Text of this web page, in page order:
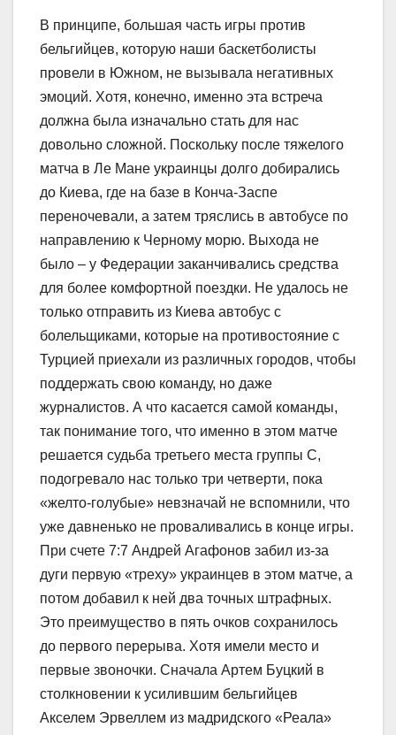
В принципе, большая часть игры против
бельгийцев, которую наши баскетболисты
провели в Южном, не вызывала негативных
эмоций. Хотя, конечно, именно эта встреча
должна была изначально стать для нас
довольно сложной. Поскольку после тяжелого
матча в Ле Мане украинцы долго добирались
до Киева, где на базе в Конча-Заспе
переночевали, а затем тряслись в автобусе по
направлению к Черному морю. Выхода не
было – у Федерации заканчивались средства
для более комфортной поездки. Не удалось не
только отправить из Киева автобус с
болельщиками, которые на противостояние с
Турцией приехали из различных городов, чтобы
поддержать свою команду, но даже
журналистов. А что касается самой команды,
так понимание того, что именно в этом матче
решается судьба третьего места группы С,
подогревало нас только три четверти, пока
«желто-голубые» невзначай не вспомнили, что
уже давненько не проваливались в конце игры.
При счете 7:7 Андрей Агафонов забил из-за
дуги первую «треху» украинцев в этом матче, а
потом добавил к ней два точных штрафных.
Это преимущество в пять очков сохранилось
до первого перерыва. Хотя имели место и
первые звоночки. Сначала Артем Буцкий в
столкновении к усилившим бельгийцев
Акселем Эрвеллем из мадридского «Реала»